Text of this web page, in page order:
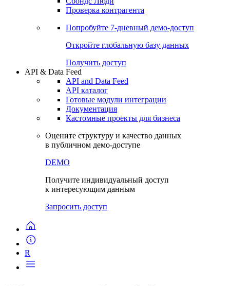
Проверка контрагента
Попробуйте 7-дневный демо-доступ
Откройте глобальную базу данных
Получить доступ
API & Data Feed
API and Data Feed
API каталог
Готовые модули интеграции
Документация
Кастомные проекты для бизнеса
Оцените структуру и качество данных
в публичном демо-доступе
DEMO
Получите индивидуальный доступ
к интересующим данным
Запросить доступ
R